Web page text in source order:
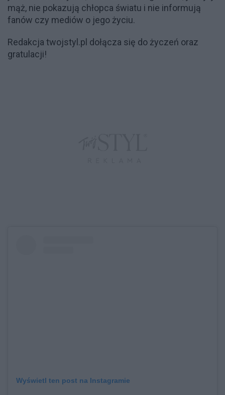
mąż, nie pokazują chłopca światu i nie informują
fanów czy mediów o jego życiu.
Redakcja twojstyl.pl dołącza się do życzeń oraz
gratulacji!
Wyświetl ten post na Instagramie